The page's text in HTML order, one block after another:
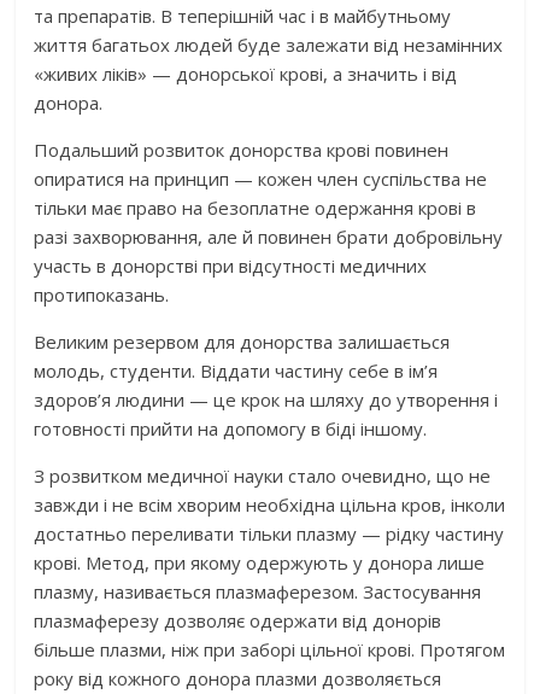
та препаратів. В теперішній час і в майбутньому
життя багатьох людей буде залежати від незамінних
«живих ліків» — донорської крові, а значить і від
донора.
Подальший розвиток донорства крові повинен
опиратися на принцип — кожен член суспільства не
тільки має право на безоплатне одержання крові в
разі захворювання, але й повинен брати добровільну
участь в донорстві при відсутності медичних
протипоказань.
Великим резервом для донорства залишається
молодь, студенти. Віддати частину себе в ім’я
здоров’я людини — це крок на шляху до утворення і
готовності прийти на допомогу в біді іншому.
З розвитком медичної науки стало очевидно, що не
завжди і не всім хворим необхідна цільна кров, інколи
достатньо переливати тільки плазму — рідку частину
крові. Метод, при якому одержують у донора лише
плазму, називається плазмаферезом. Застосування
плазмаферезу дозволяє одержати від донорів
більше плазми, ніж при заборі цільної крові. Протягом
року від кожного донора плазми дозволяється